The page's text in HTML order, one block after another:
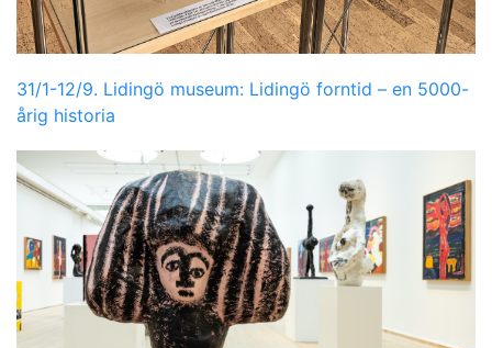
31/1-12/9. Lidingö museum: Lidingö forntid – en 5000-
årig historia